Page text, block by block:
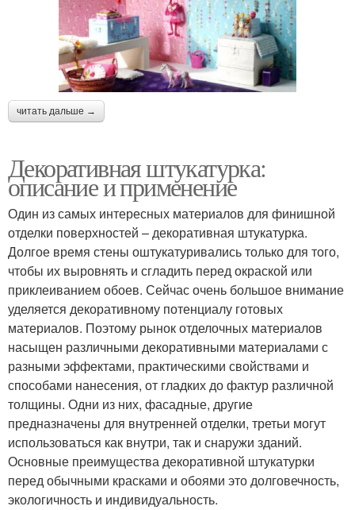
читать дальше →
Декоративная штукатурка:
описание и применение
Один из самых интересных материалов для финишной
отделки поверхностей – декоративная штукатурка.
Долгое время стены оштукатуривались только для того,
чтобы их выровнять и сгладить перед окраской или
приклеиванием обоев. Сейчас очень большое внимание
уделяется декоративному потенциалу готовых
материалов. Поэтому рынок отделочных материалов
насыщен различными декоративными материалами с
разными эффектами, практическими свойствами и
способами нанесения, от гладких до фактур различной
толщины. Одни из них, фасадные, другие
предназначены для внутренней отделки, третьи могут
использоваться как внутри, так и снаружи зданий.
Основные преимущества декоративной штукатурки
перед обычными красками и обоями это долговечность,
экологичность и индивидуальность.